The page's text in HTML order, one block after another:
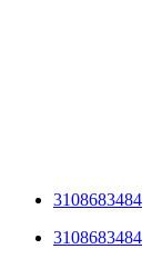
3108683484
3108683484